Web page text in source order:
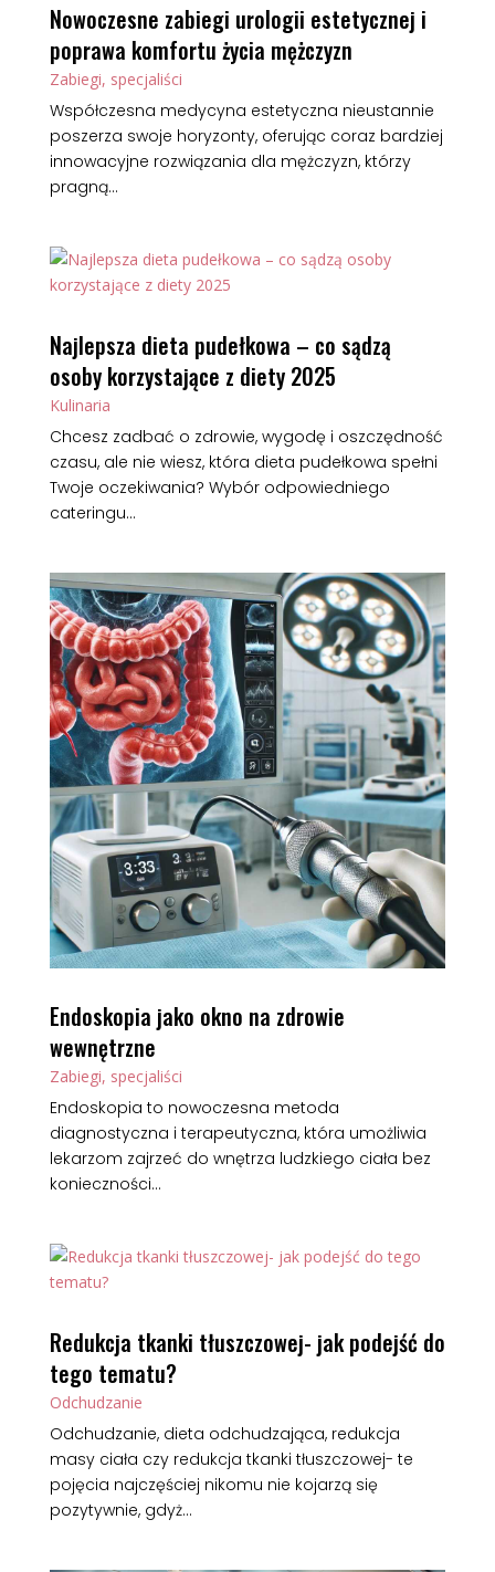
Nowoczesne zabiegi urologii estetycznej i
poprawa komfortu życia mężczyzn
Zabiegi, specjaliści
Współczesna medycyna estetyczna nieustannie
poszerza swoje horyzonty, oferując coraz bardziej
innowacyjne rozwiązania dla mężczyzn, którzy
pragną...
Najlepsza dieta pudełkowa – co sądzą
osoby korzystające z diety 2025
Kulinaria
Chcesz zadbać o zdrowie, wygodę i oszczędność
czasu, ale nie wiesz, która dieta pudełkowa spełni
Twoje oczekiwania? Wybór odpowiedniego
cateringu...
Endoskopia jako okno na zdrowie
wewnętrzne
Zabiegi, specjaliści
Endoskopia to nowoczesna metoda
diagnostyczna i terapeutyczna, która umożliwia
lekarzom zajrzeć do wnętrza ludzkiego ciała bez
konieczności...
Redukcja tkanki tłuszczowej- jak podejść do
tego tematu?
Odchudzanie
Odchudzanie, dieta odchudzająca, redukcja
masy ciała czy redukcja tkanki tłuszczowej- te
pojęcia najczęściej nikomu nie kojarzą się
pozytywnie, gdyż...